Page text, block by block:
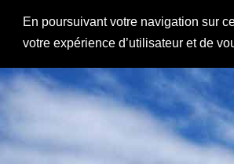
En poursuivant votre navigation sur
votre expérience d’utilisateur et de